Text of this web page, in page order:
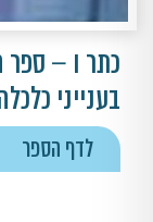
כתר ו –
בענייני
לדף הספר